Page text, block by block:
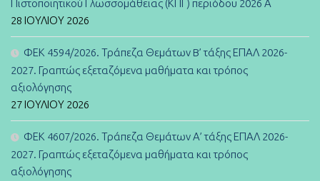
Πιστοποιητικού Γλωσσομάθειας (ΚΠΓ) περιόδου 2026 Α
28 ΙΟΥΛΊΟΥ 2026
ΦΕΚ 4594/2026. Τράπεζα Θεμάτων B’ τάξης ΕΠΑΛ 2026-
2027. Γραπτώς εξεταζόμενα μαθήματα και τρόπος
αξιολόγησης
27 ΙΟΥΛΊΟΥ 2026
ΦΕΚ 4607/2026. Τράπεζα Θεμάτων Α’ τάξης ΕΠΑΛ 2026-
2027. Γραπτώς εξεταζόμενα μαθήματα και τρόπος
αξιολόγησης